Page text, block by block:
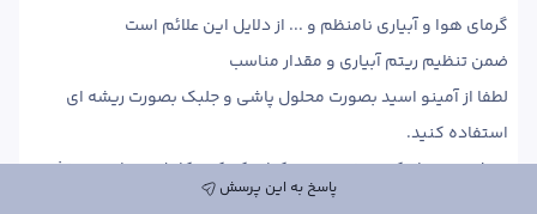
در شهریور ماه کود مخصوص مرکبات که کود کامل همراه ریز مغذی
پاسخ به این پرسش